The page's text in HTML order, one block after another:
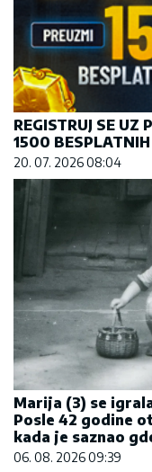
REGISTRUJ SE
1500
20. 07. 2026 08:04
Marija (3) se
Posle 42 godine
kada je saznao
06. 08. 2026 09:39